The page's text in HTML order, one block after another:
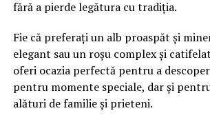
fără a pierde legătura cu tradiția.
Fie că preferați un alb proaspăt și
elegant sau un roșu complex și
oferi ocazia perfectă pentru a
pentru momente speciale, dar și
alături de familie și prieteni.